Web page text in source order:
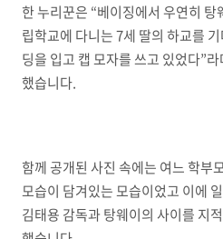
한 누리꾼은 “베이징에서 우연히
립학교에 다니는 7세 딸의 하교를
딩을 입고 캡 모자를 쓰고 있었다”
했습니다.
함께 공개된 사진 속에는 여느 학부
모습이 담겨있는 모습이었고 이에
김태용 감독과 탕웨이의 사이를 지